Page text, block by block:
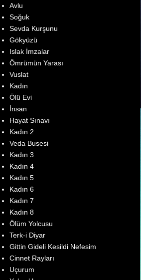
Avlu
Soğuk
Sevda Kurşunu
Gökyüzü
Islak İmzalar
Ömrümün Yarası
Vuslat
Kadın
Ölü Evi
İnsan
Hayat Sınavı
Kadın 2
Veda Busesi
Kadın 3
Kadın 4
Kadın 5
Kadın 6
Kadın 7
Kadın 8
Ölüm Yolcusu
Terk-i Diyar
Gittin Gideli Kesildi Nefesim
Cinnet Rayları
Uçurum